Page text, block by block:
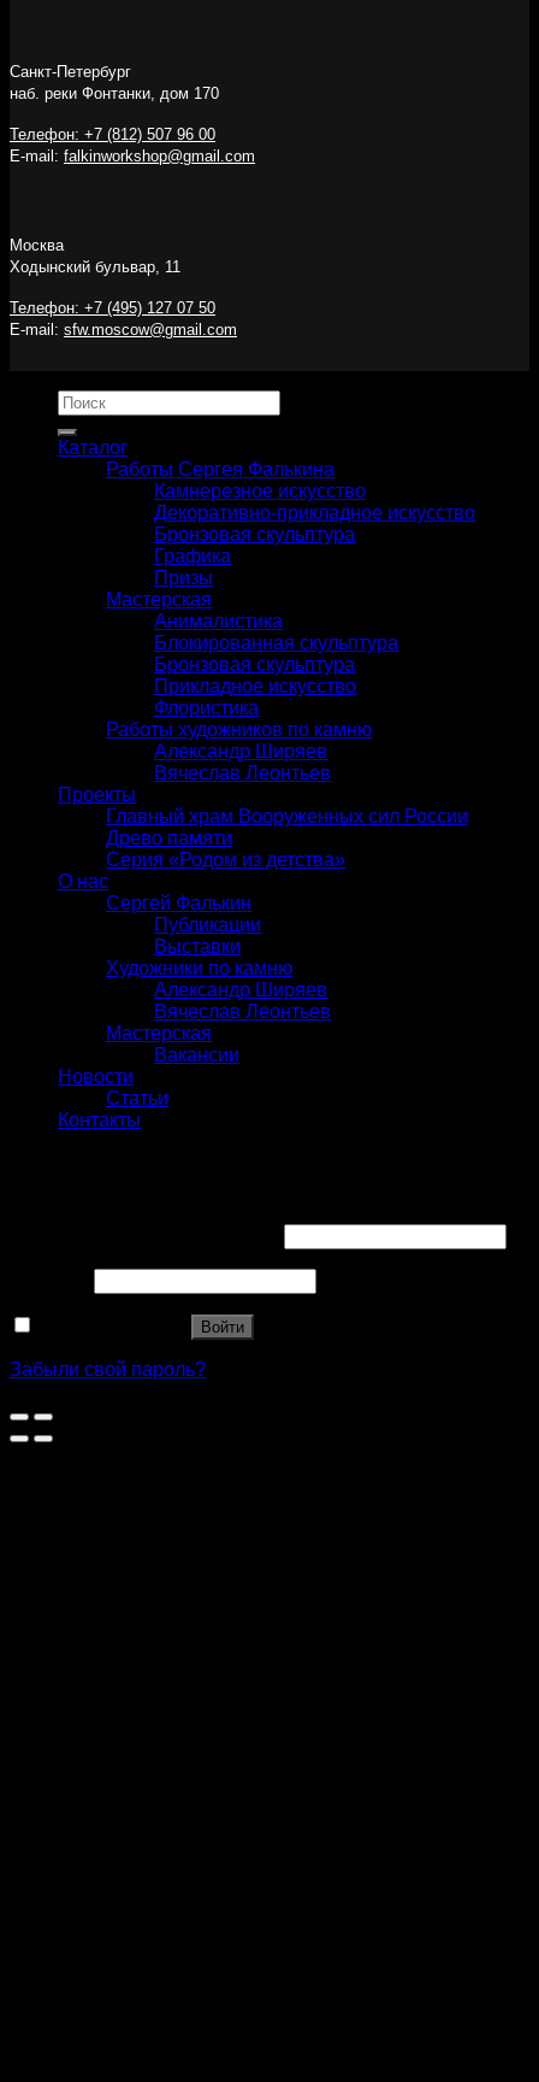
Санкт-Петербург
наб. реки Фонтанки, дом 170
Телефон: +7 (812) 507 96 00
E-mail: falkinworkshop@gmail.com
Москва
Ходынский бульвар, 11
Телефон: +7 (495) 127 07 50
E-mail: sfw.moscow@gmail.com
Искать:
Каталог
Работы Сергея Фалькина
Камнерезное искусство
Декоративно-прикладное искусство
Бронзовая скульптура
Графика
Призы
Мастерская
Анималистика
Блокированная скульптура
Бронзовая скульптура
Прикладное искусство
Флористика
Работы художников по камню
Александр Ширяев
Вячеслав Леонтьев
Проекты
Главный храм Вооруженных сил России
Древо памяти
Серия «Родом из детства»
О нас
Сергей Фалькин
Публикации
Выставки
Художники по камню
Александр Ширяев
Вячеслав Леонтьев
Мастерская
Вакансии
Новости
Статьи
Контакты
Войти
Забыли свой пароль?